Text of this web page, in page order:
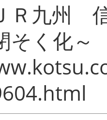
九州 信
そく化～